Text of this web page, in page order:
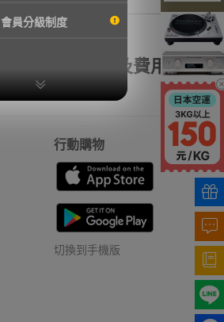
會員分級制度
全透明資訊及費用
行動購物
切換到手機版